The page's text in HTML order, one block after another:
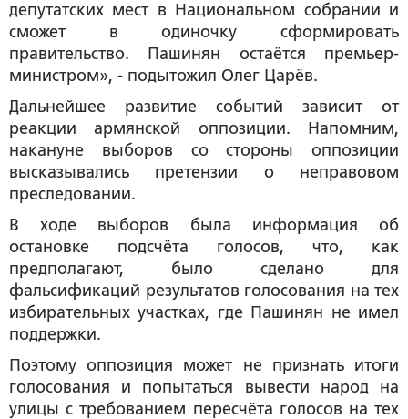
депутатских мест в Национальном собрании и
сможет в одиночку сформировать
правительство. Пашинян остаётся премьер-
министром», - подытожил Олег Царёв.
Дальнейшее развитие событий зависит от
реакции армянской оппозиции. Напомним,
накануне выборов со стороны оппозиции
высказывались претензии о неправовом
преследовании.
В ходе выборов была информация об
остановке подсчёта голосов, что, как
предполагают, было сделано для
фальсификаций результатов голосования на тех
избирательных участках, где Пашинян не имел
поддержки.
Поэтому оппозиция может не признать итоги
голосования и попытаться вывести народ на
улицы с требованием пересчёта голосов на тех